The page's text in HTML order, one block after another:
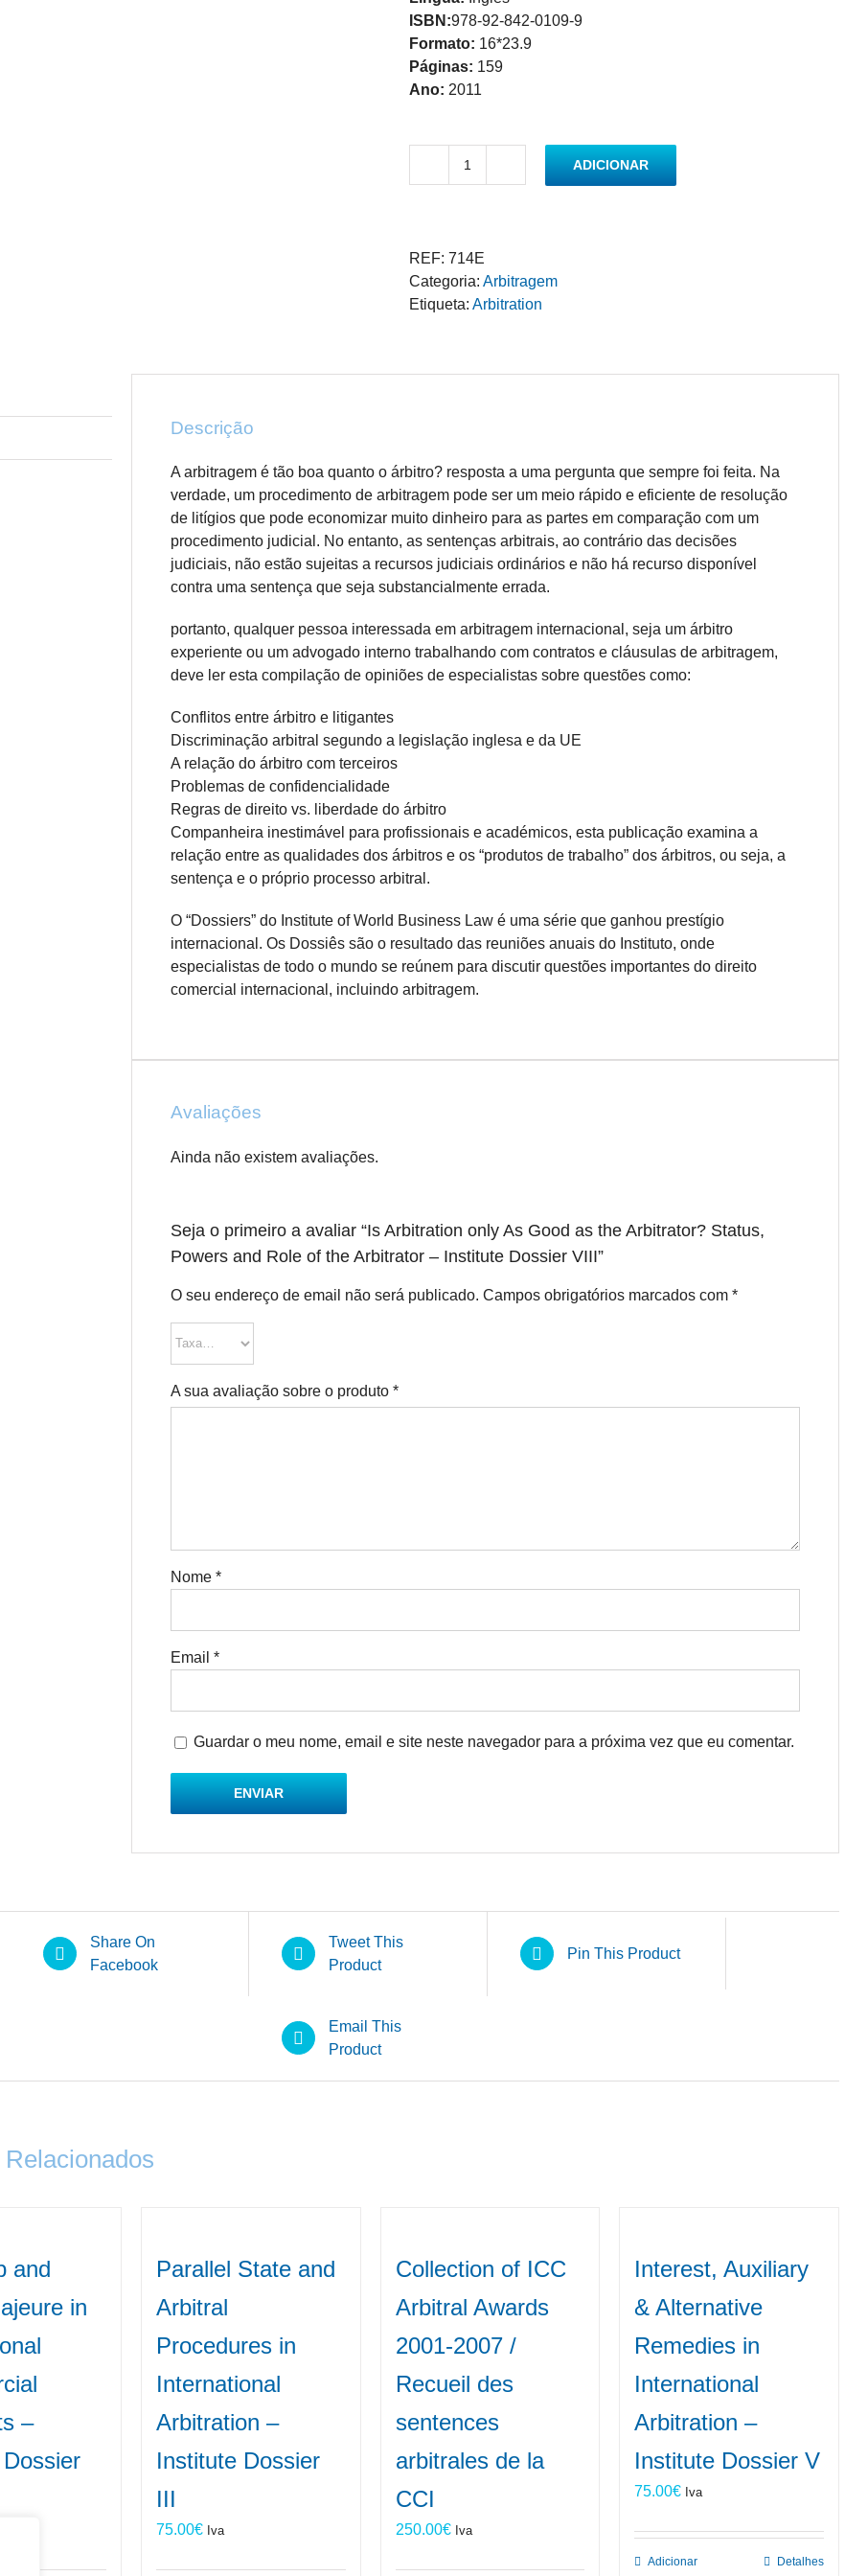
ISBN:978-92-842-0109-9
Formato: 16*23.9
Páginas: 159
Ano: 2011
Quantidade
only
As
Good
Role
of
the
Arbitrator
-
Institute
VIII
ADICIONAR
REF: 714E
Categoria: Arbitragem
Etiqueta: Arbitration
Descrição
A arbitragem é tão boa quanto o árbitro? resposta a uma pergunta que sempre foi feita. Na
verdade, um procedimento de arbitragem pode ser um meio rápido e eficiente de resolução
de litígios que pode economizar muito dinheiro para as partes em comparação com um
procedimento judicial. No entanto, as sentenças arbitrais, ao contrário das decisões
judiciais, não estão sujeitas a recursos judiciais ordinários e não há recurso disponível
contra uma sentença que seja substancialmente errada.
portanto, qualquer pessoa interessada em arbitragem internacional, seja um árbitro
experiente ou um advogado interno trabalhando com contratos e cláusulas de arbitragem,
deve ler esta compilação de opiniões de especialistas sobre questões como:
Conflitos entre árbitro e litigantes
Discriminação arbitral segundo a legislação inglesa e da UE
A relação do árbitro com terceiros
Problemas de confidencialidade
Regras de direito vs. liberdade do árbitro
Companheira inestimável para profissionais e académicos, esta publicação examina a
relação entre as qualidades dos árbitros e os “produtos de trabalho” dos árbitros, ou seja, a
sentença e o próprio processo arbitral.
O “Dossiers” do Institute of World Business Law é uma série que ganhou prestígio
internacional. Os Dossiês são o resultado das reuniões anuais do Instituto, onde
especialistas de todo o mundo se reúnem para discutir questões importantes do direito
comercial internacional, incluindo arbitragem.
Avaliações
Ainda não existem avaliações.
Seja o primeiro a avaliar “Is Arbitration only As Good as the Arbitrator? Status,
Powers and Role of the Arbitrator – Institute Dossier VIII”
O seu endereço de email não será publicado. Campos obrigatórios marcados com *
A sua avaliação sobre o produto *
Nome *
Email *
Guardar o meu nome, email e site neste navegador para a próxima vez que eu comentar.
Share On
Facebook
Tweet This
Product
Pin This Product
Email This
Product
and
in
–
Parallel State and
Arbitral
Procedures in
International
Arbitration –
Institute Dossier
III
75.00€ Iva
Collection of ICC
Arbitral Awards
2001-2007 /
Recueil des
sentences
arbitrales de la
CCI
250.00€ Iva
Interest, Auxiliary
& Alternative
Remedies in
International
Arbitration –
Institute Dossier V
75.00€ Iva
Adicionar Detalhes